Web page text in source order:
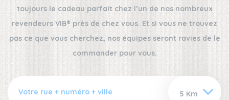
toujours le cadeau parfait chez l’un de nos nombreux
revendeurs VIB® près de chez vous. Et si vous ne trouvez
pas ce que vous cherchez, nos équipes seront ravies de le
commander pour vous.